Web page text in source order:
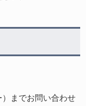
までお問い合わせ